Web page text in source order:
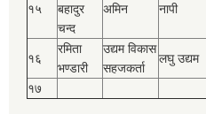
१५
बहादुर
चन्द
अमिन नापी
१६
रमिता
भण्डारी
उद्यम विकास
सहजकर्ता
लघु उद्यम
१७